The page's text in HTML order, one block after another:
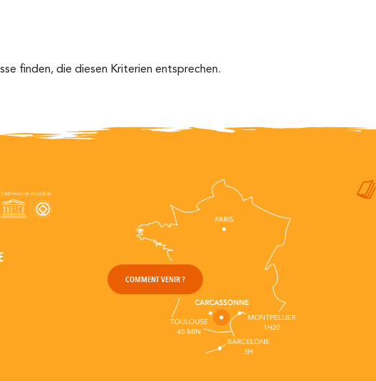
finden, die diesen Kriterien entsprechen.
COMMENT VENIR ?